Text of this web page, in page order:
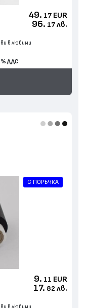
49. 17 EUR
96. 17 лв.
в любими
ДДС
С ПОРЪЧКА
9. 11 EUR
17. 82 лв.
в любими